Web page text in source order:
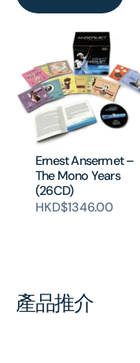
Ernest Ansermet –
The Mono Years
(26CD)
HKD$1346.00
產品推介